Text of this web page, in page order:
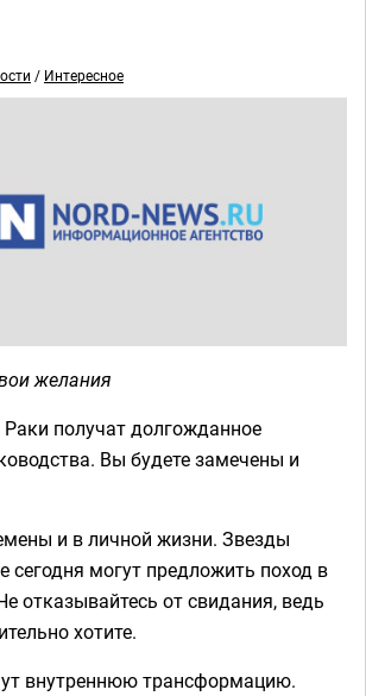
/ Интересное
желания
получат долгожданное
Вы будете замечены и
и в личной жизни. Звезды
сегодня могут предложить поход в
отказывайтесь от свидания, ведь
хотите.
внутреннюю трансформацию.